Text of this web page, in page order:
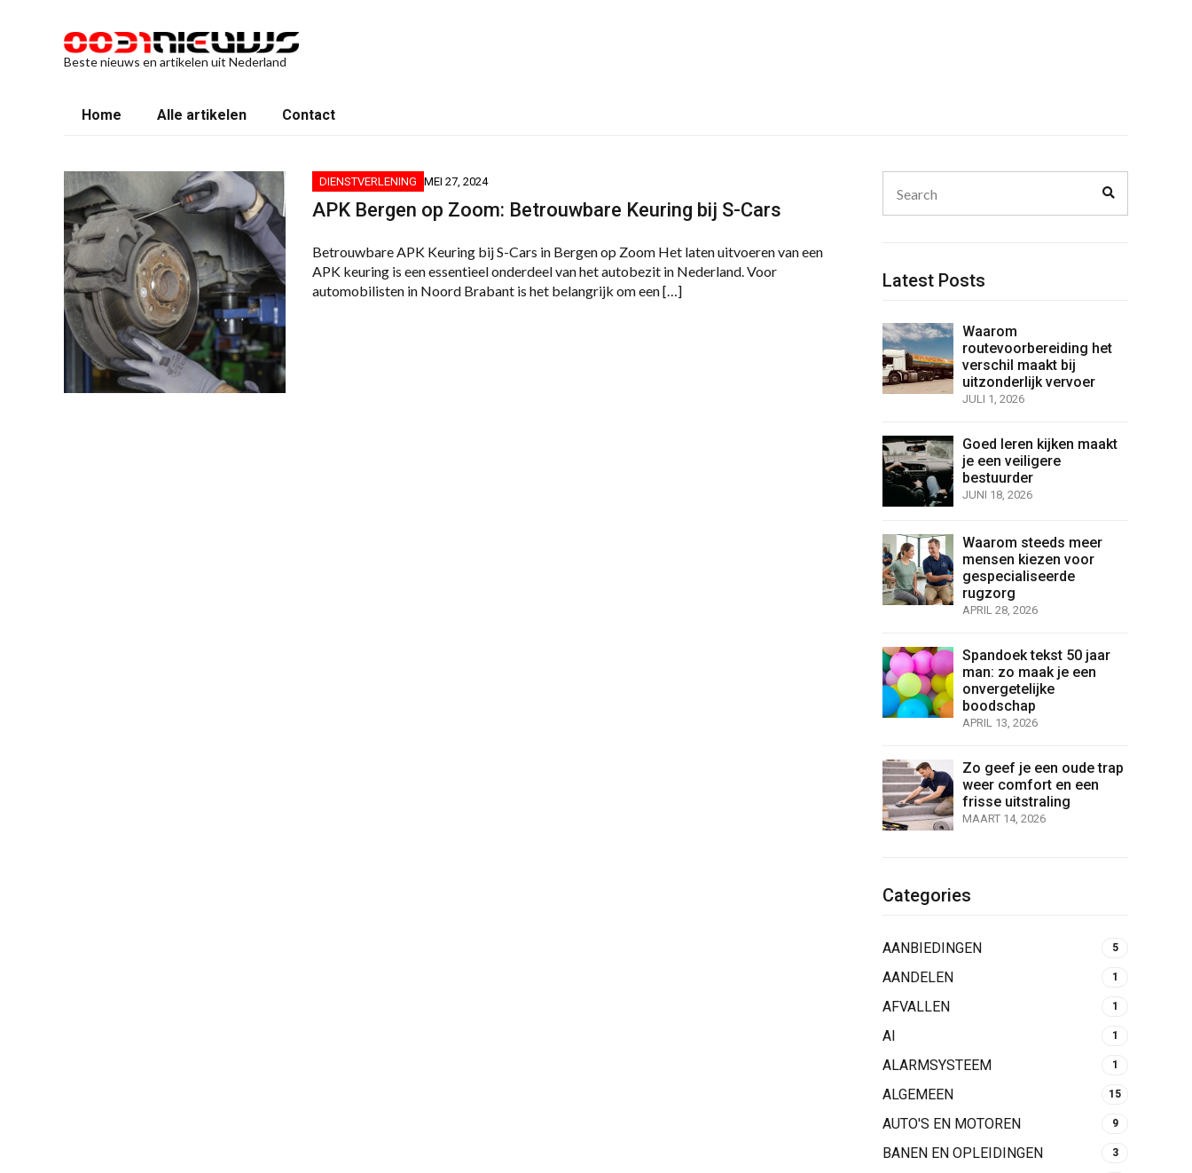
Beste nieuws en artikelen uit Nederland
Home Alle artikelen Contact
DIENSTVERLENING MEI 27, 2024
APK Bergen op Zoom: Betrouwbare Keuring bij S-Cars
Betrouwbare APK Keuring bij S-Cars in Bergen op Zoom Het laten uitvoeren van een
APK keuring is een essentieel onderdeel van het autobezit in Nederland. Voor
automobilisten in Noord Brabant is het belangrijk om een […]
for:
Latest Posts
Waarom
routevoorbereiding het
verschil maakt bij
uitzonderlijk vervoer
JULI 1, 2026
Goed leren kijken maakt
je een veiligere
bestuurder
JUNI 18, 2026
Waarom steeds meer
mensen kiezen voor
gespecialiseerde
rugzorg
APRIL 28, 2026
Spandoek tekst 50 jaar
man: zo maak je een
onvergetelijke
boodschap
APRIL 13, 2026
Zo geef je een oude trap
weer comfort en een
frisse uitstraling
MAART 14, 2026
Categories
AANBIEDINGEN 5
AANDELEN 1
AFVALLEN 1
AI 1
ALARMSYSTEEM 1
ALGEMEEN 15
AUTO'S EN MOTOREN 9
BANEN EN OPLEIDINGEN 3